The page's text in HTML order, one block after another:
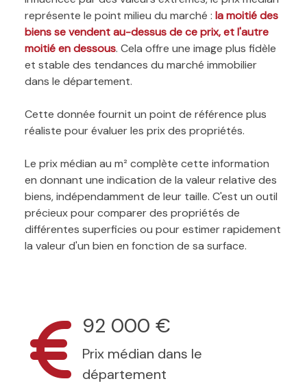
représente le point milieu du marché : la moitié des
biens se vendent au-dessus de ce prix, et l'autre
moitié en dessous. Cela offre une image plus fidèle
et stable des tendances du marché immobilier
dans le département.
Cette donnée fournit un point de référence plus
réaliste pour évaluer les prix des propriétés.
Le prix médian au m² complète cette information
en donnant une indication de la valeur relative des
biens, indépendamment de leur taille. C'est un outil
précieux pour comparer des propriétés de
différentes superficies ou pour estimer rapidement
la valeur d'un bien en fonction de sa surface.
92 000 €
Prix médian dans le
département